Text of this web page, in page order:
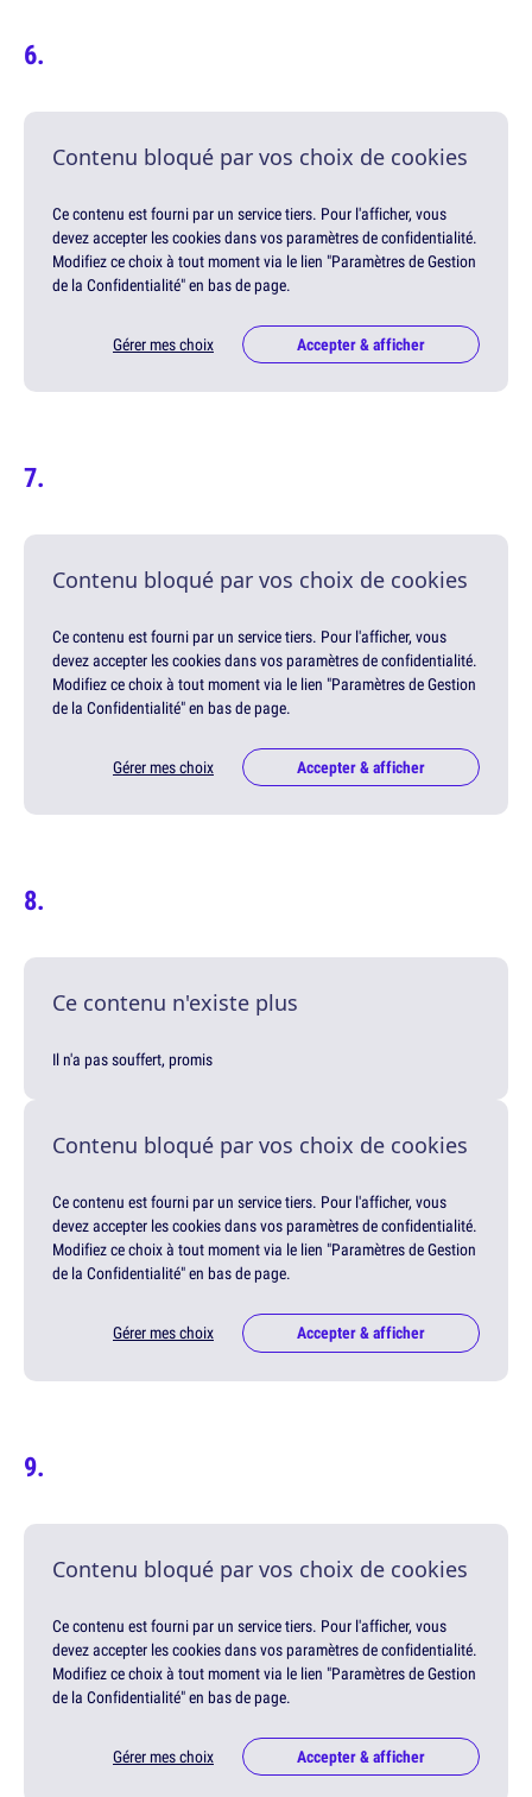
Contenu bloqué par vos choix de cookies
Ce contenu est fourni par un service tiers. Pour l'afficher, vous
devez accepter les cookies dans vos paramètres de confidentialité.
Modifiez ce choix à tout moment via le lien "Paramètres de Gestion
de la Confidentialité" en bas de page.
Gérer mes choix Accepter & afficher
Contenu bloqué par vos choix de cookies
Ce contenu est fourni par un service tiers. Pour l'afficher, vous
devez accepter les cookies dans vos paramètres de confidentialité.
Modifiez ce choix à tout moment via le lien "Paramètres de Gestion
de la Confidentialité" en bas de page.
Gérer mes choix Accepter & afficher
Ce contenu n'existe plus
Il n'a pas souffert, promis
Contenu bloqué par vos choix de cookies
Ce contenu est fourni par un service tiers. Pour l'afficher, vous
devez accepter les cookies dans vos paramètres de confidentialité.
Modifiez ce choix à tout moment via le lien "Paramètres de Gestion
de la Confidentialité" en bas de page.
Gérer mes choix Accepter & afficher
Contenu bloqué par vos choix de cookies
Ce contenu est fourni par un service tiers. Pour l'afficher, vous
devez accepter les cookies dans vos paramètres de confidentialité.
Modifiez ce choix à tout moment via le lien "Paramètres de Gestion
de la Confidentialité" en bas de page.
Gérer mes choix Accepter & afficher